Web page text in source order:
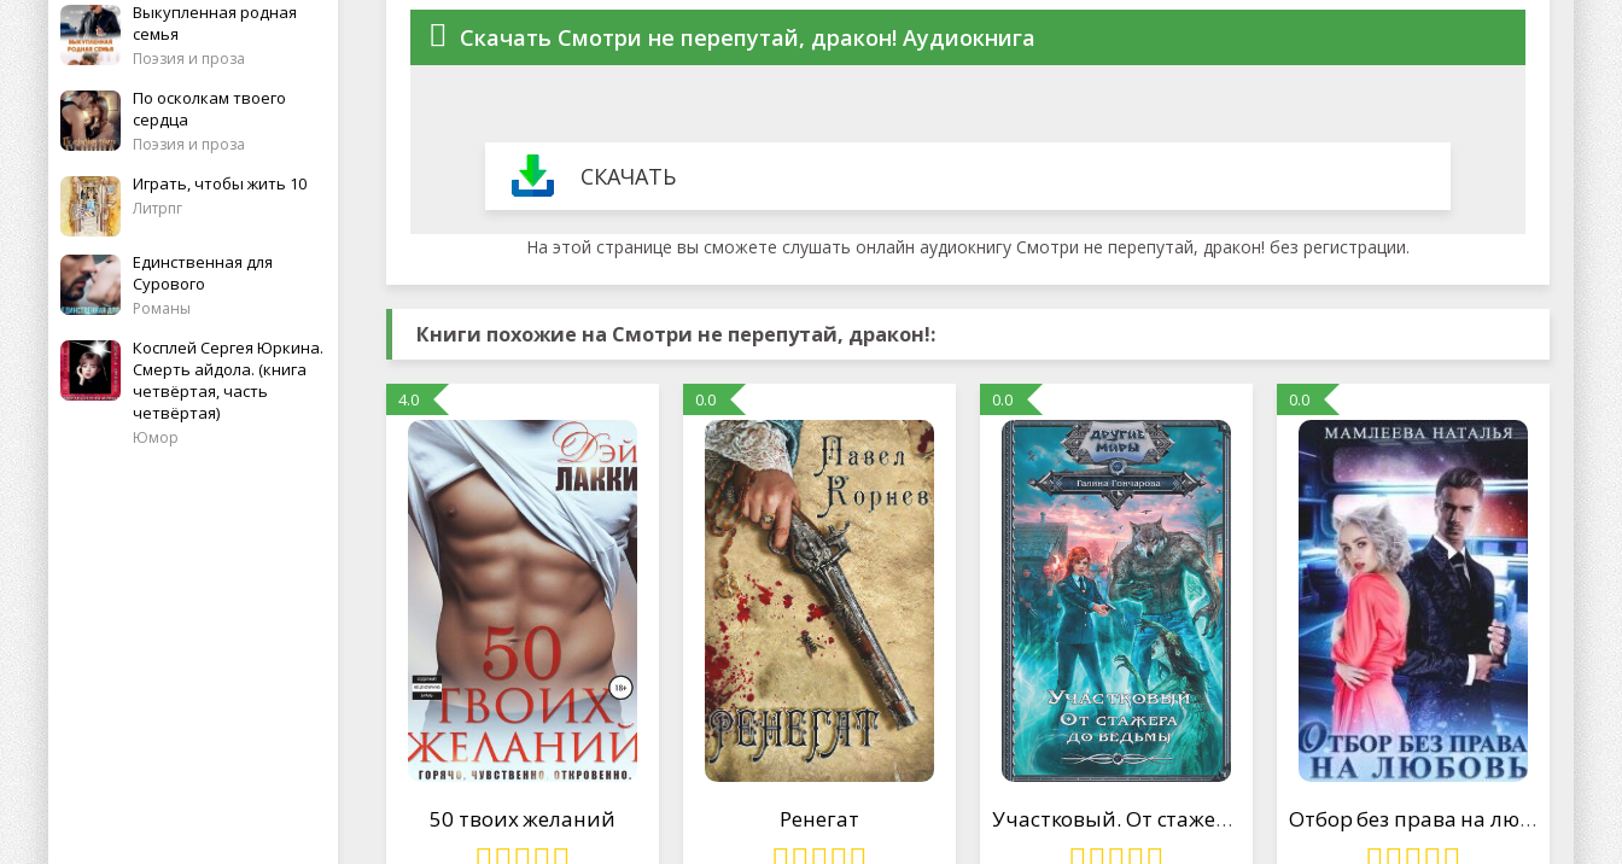
Выкупленная родная
семья
Поэзия и проза
По осколкам твоего
сердца
Поэзия и проза
Играть, чтобы жить 10
Литрпг
Единственная для
Сурового
Романы
Косплей Сергея Юркина.
Смерть айдола. (книга
четвёртая, часть
четвёртая)
Юмор
Скачать Смотри не перепутай, дракон! Аудиокнига
СКАЧАТЬ
На этой странице вы сможете слушать онлайн аудиокнигу Смотри не перепутай, дракон! без регистрации.
Книги похожие на Смотри не перепутай, дракон!:
4.0
50 твоих желаний
0.0
Ренегат
0.0
Участковый. От стажера до ведьмы
0.0
Отбор без права на любовь